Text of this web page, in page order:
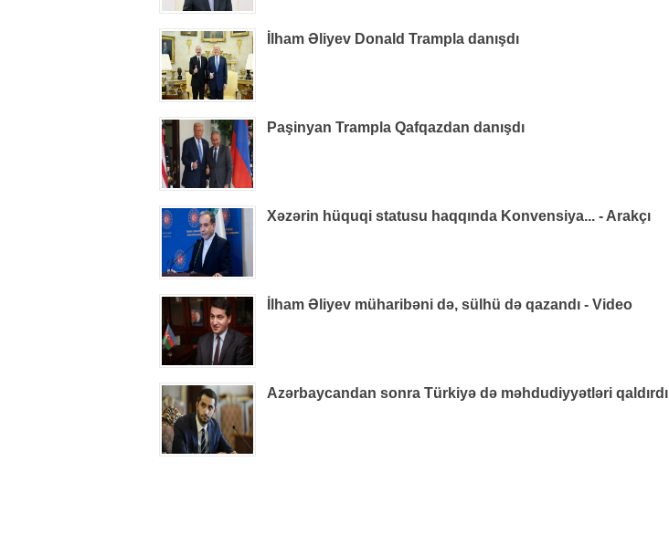
İlham Əliyev Donald Trampla danışdı
Paşinyan Trampla Qafqazdan danışdı
Xəzərin hüquqi statusu haqqında Konvensiya... - Arakçı
İlham Əliyev müharibəni də, sülhü də qazandı - Video
Azərbaycandan sonra Türkiyə də məhdudiyyətləri qaldırdı